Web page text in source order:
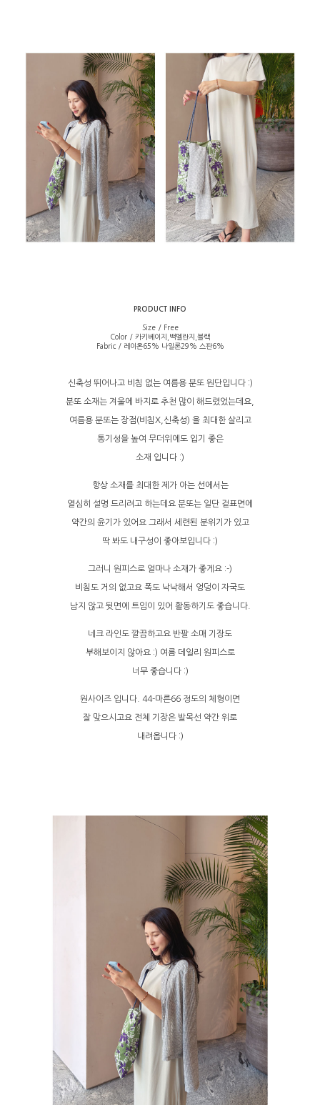
PRODUCT INFO
Size / Free
Color / 카키베이지,백멜란지,블랙
Fabric / 레이온65% 나일론29% 스판6%
신축성 뛰어나고 비침 없는 여름용 분또 원단입니다 :)
분또 소재는 겨울에 바지로 추천 많이 해드렸었는데요,
여름용 분또는 장점(비침X,신축성) 을 최대한 살리고
통기성을 높여 무더위에도 입기 좋은
소재 입니다 :)
항상 소재를 최대한 제가 아는 선에서는
열심히 설명 드리려고 하는데요 분또는 일단 겉표면에
약간의 윤기가 있어요 그래서 세련된 분위기가 있고
딱 봐도 내구성이 좋아보입니다 :)
그러니 원피스로 얼마나 소재가 좋게요 :-)
비침도 거의 없고요 폭도 낙낙해서 엉덩이 자국도
남지 않고 뒷면에 트임이 있어 활동하기도 좋습니다.
네크 라인도 깔끔하고요 반팔 소매 기장도
부해보이지 않아요 :) 여름 데일리 원피스로
너무 좋습니다 :)
원사이즈 입니다. 44-마른66 정도의 체형이면
잘 맞으시고요 전체 기장은 발목선 약간 위로
내려옵니다 :)